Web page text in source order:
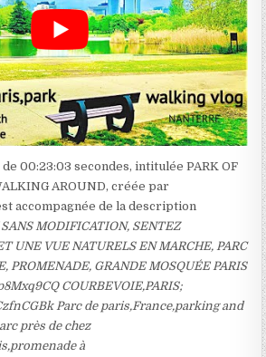
00:23:03 secondes, intitulée PARK OF
AROUND, créée par
accompagnée de la description
MODIFICATION, SENTEZ
UNE VUE NATURELS EN MARCHE, PARC
PROMENADE, GRANDE MOSQUÉE PARIS
COURBEVOIE,PARIS;
Parc de paris,France,parking and
près de chez
à